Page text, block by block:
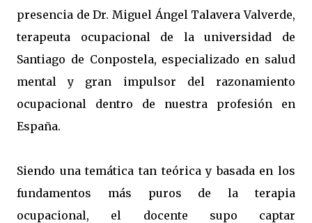
presencia de Dr. Miguel Ángel Talavera Valverde,
terapeuta ocupacional de la universidad de
Santiago de Conpostela, especializado en salud
mental y gran impulsor del razonamiento
ocupacional dentro de nuestra profesión en
España.
Siendo una temática tan teórica y basada en los
fundamentos más puros de la terapia
ocupacional, el docente supo captar